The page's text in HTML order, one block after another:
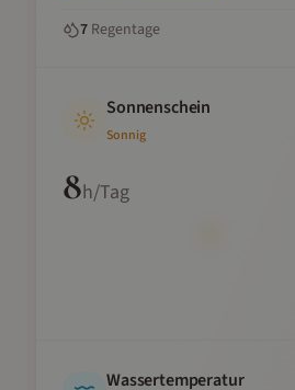
7 Regentage
Sonnenschein
Sonnig
8h/Tag
Wassertemperatur